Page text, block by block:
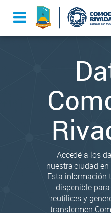
Accedé a los
nuestra ciudad
Esta información
disponible
reutilices y
transformen